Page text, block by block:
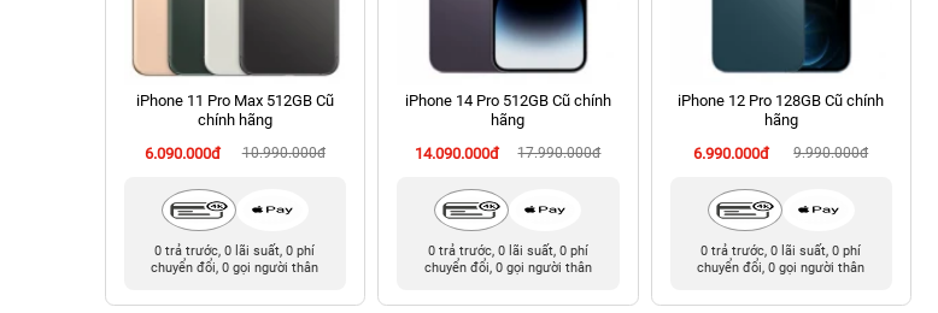
iPhone 11 Pro Max 512GB Cũ
chính hãng
6.090.000đ
10.990.000đ
0 trả trước, 0 lãi suất, 0 phí
chuyển đổi, 0 gọi người thân
iPhone 14 Pro 512GB Cũ chính
hãng
14.090.000đ
17.990.000đ
0 trả trước, 0 lãi suất, 0 phí
chuyển đổi, 0 gọi người thân
iPhone 12 Pro 128GB Cũ chính
hãng
6.990.000đ
9.990.000đ
0 trả trước, 0 lãi suất, 0 phí
chuyển đổi, 0 gọi người thân